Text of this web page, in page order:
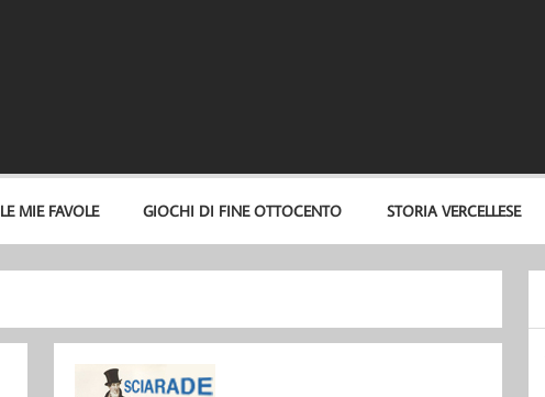
LE MIE FAVOLE GIOCHI DI FINE OTTOCENTO STORIA VERCELLESE